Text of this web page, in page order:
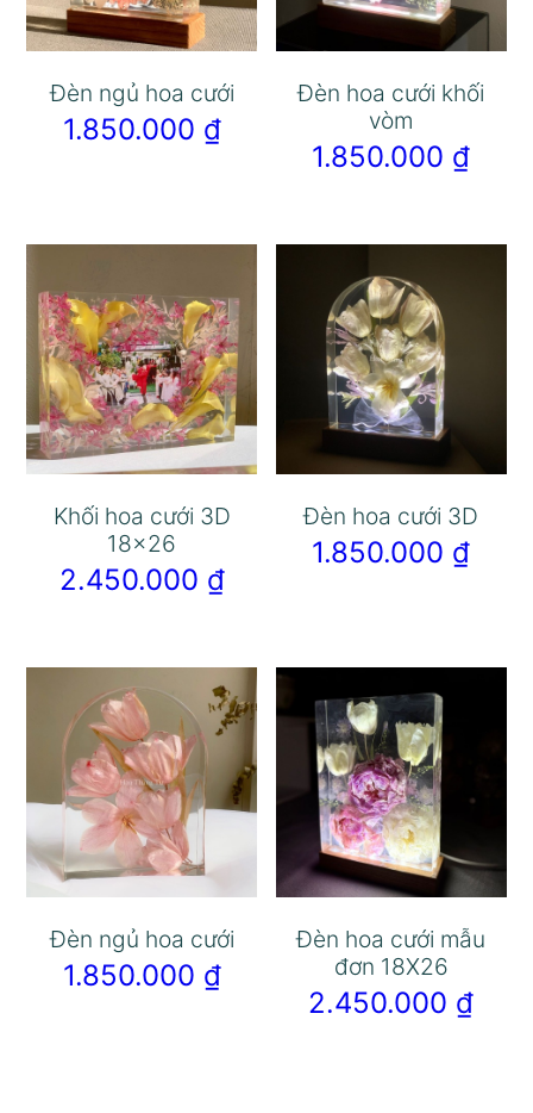
Đèn ngủ hoa cưới
1.850.000 ₫
Đèn hoa cưới khối
vòm
1.850.000 ₫
Khối hoa cưới 3D
18×26
2.450.000 ₫
Đèn hoa cưới 3D
1.850.000 ₫
Đèn ngủ hoa cưới
1.850.000 ₫
Đèn hoa cưới mẫu
đơn 18X26
2.450.000 ₫